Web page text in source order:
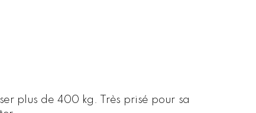
plus de 400 kg. Très prisé pour sa